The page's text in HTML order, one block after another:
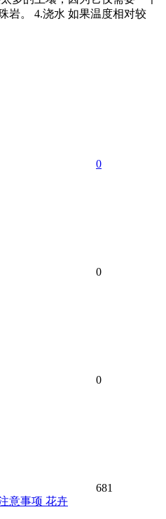
岩。 4.浇水 如果温度相对较
0
0
0
681
花卉